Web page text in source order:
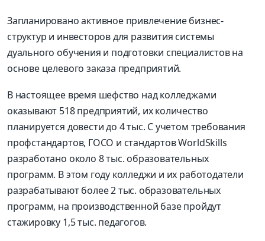
Запланировано активное привлечение бизнес-
структур и инвесторов для развития системы
дуального обучения и подготовки специалистов на
основе целевого заказа предприятий.
В настоящее время шефство над колледжами
оказывают 518 предприятий, их количество
планируется довести до 4 тыс. С учетом требования
профстандартов, ГОСО и стандартов WorldSkills
разработано около 8 тыс. образовательных
программ. В этом году колледжи и их работодатели
разрабатывают более 2 тыс. образовательных
программ, на производственной базе пройдут
стажировку 1,5 тыс. педагогов.